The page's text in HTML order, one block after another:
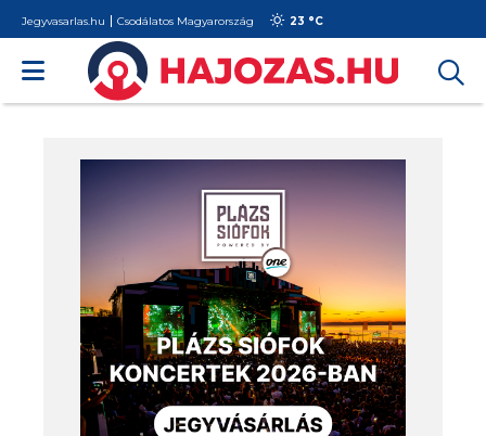
Jegyvasarlas.hu Csodálatos Magyarország 23 °C